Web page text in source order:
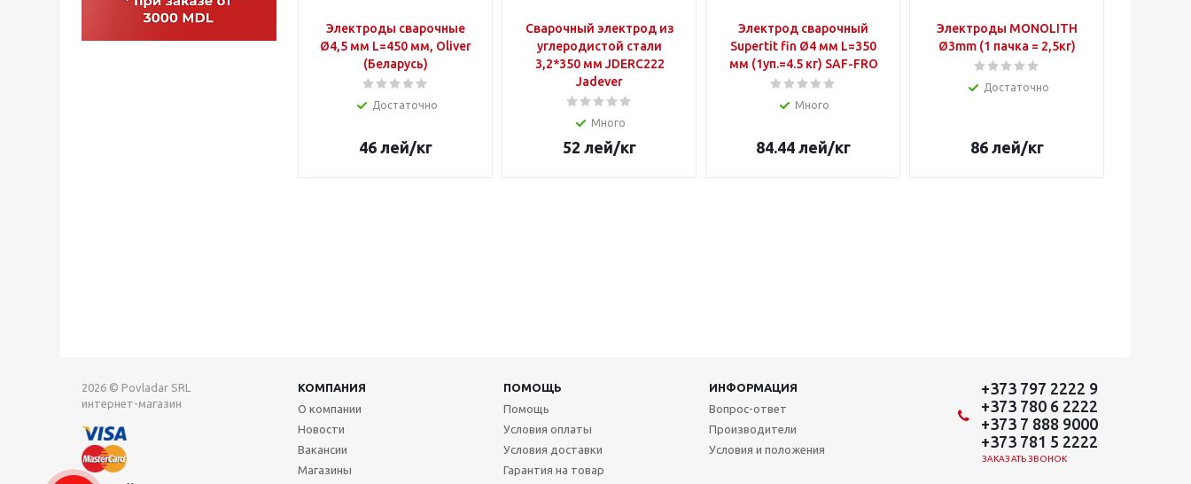
Электроды сварочные
Ø4,5 мм L=450 мм, Oliver
(Беларусь)
Достаточно
46 лей/кг
Сварочный электрод из
углеродистой стали
3,2*350 мм JDERC222
Jadever
Много
52 лей/кг
Электрод сварочный
Supertit fin Ø4 мм L=350
мм (1уп.=4.5 кг) SAF-FRO
Много
84.44 лей/кг
Электроды MONOLITH
Ø3mm (1 пачка = 2,5кг)
Достаточно
86 лей/кг
2026 © Povladar SRL
интернет-магазин
КОМПАНИЯ ПОМОЩЬ
ИНФОРМАЦИЯ
О компании
Новости
Вакансии
Магазины
Помощь
Условия оплаты
Условия доставки
Гарантия на товар
Вопрос-ответ
Производители
Условия и положения
+373 797 2222 9
+373 780 6 2222
+373 7 888 9000
+373 781 5 2222
ЗАКАЗАТЬ ЗВОНОК